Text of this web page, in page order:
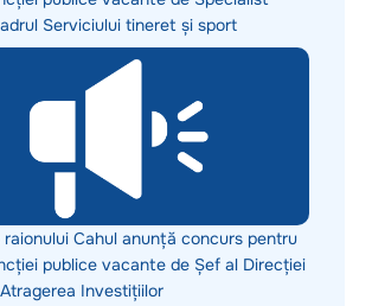
Serviciului tineret și sport
raionului Cahul anunță concurs pentru
publice vacante de Șef al Direcției
Investițiilor